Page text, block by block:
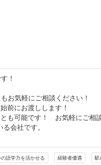
！
お気軽にご相談ください！
前にお渡しします！
も可能です！　お気軽にご相
会社です。
語学力を活かせる 経験者優遇 駅